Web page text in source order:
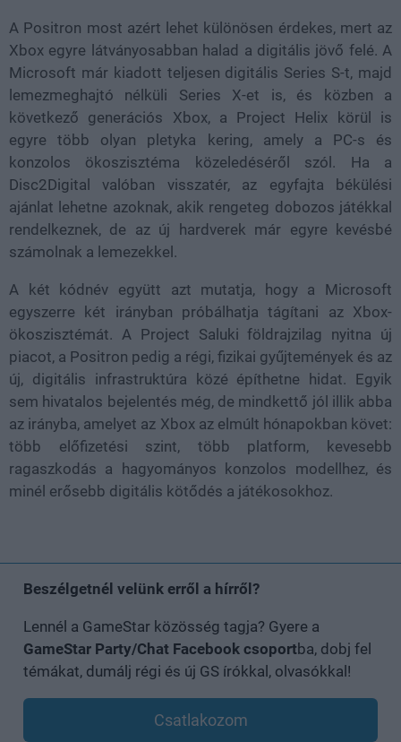
A Positron most azért lehet különösen érdekes, mert az
Xbox egyre látványosabban halad a digitális jövő felé. A
Microsoft már kiadott teljesen digitális Series S-t, majd
lemezmeghajtó nélküli Series X-et is, és közben a
következő generációs Xbox, a Project Helix körül is
egyre több olyan pletyka kering, amely a PC-s és
konzolos ökoszisztéma közeledéséről szól. Ha a
Disc2Digital valóban visszatér, az egyfajta békülési
ajánlat lehetne azoknak, akik rengeteg dobozos játékkal
rendelkeznek, de az új hardverek már egyre kevésbé
számolnak a lemezekkel.
A két kódnév együtt azt mutatja, hogy a Microsoft
egyszerre két irányban próbálhatja tágítani az Xbox-
ökoszisztémát. A Project Saluki földrajzilag nyitna új
piacot, a Positron pedig a régi, fizikai gyűjtemények és az
új, digitális infrastruktúra közé építhetne hidat. Egyik
sem hivatalos bejelentés még, de mindkettő jól illik abba
az irányba, amelyet az Xbox az elmúlt hónapokban követ:
több előfizetési szint, több platform, kevesebb
ragaszkodás a hagyományos konzolos modellhez, és
minél erősebb digitális kötődés a játékosokhoz.
Beszélgetnél velünk erről a hírről?
Lennél a GameStar közösség tagja? Gyere a
GameStar Party/Chat Facebook csoportba, dobj fel
témákat, dumálj régi és új GS írókkal, olvasókkal!
Csatlakozom